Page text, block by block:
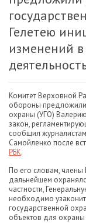
Гелетею
изменений
Комитет Верховной
обороны предложили
охраны (УГО)
закон,
сообщил
Самойленко после
РБК.
По его словам, члены
дальнейшем
частности,
необходимо
государственной
объектов для охраны